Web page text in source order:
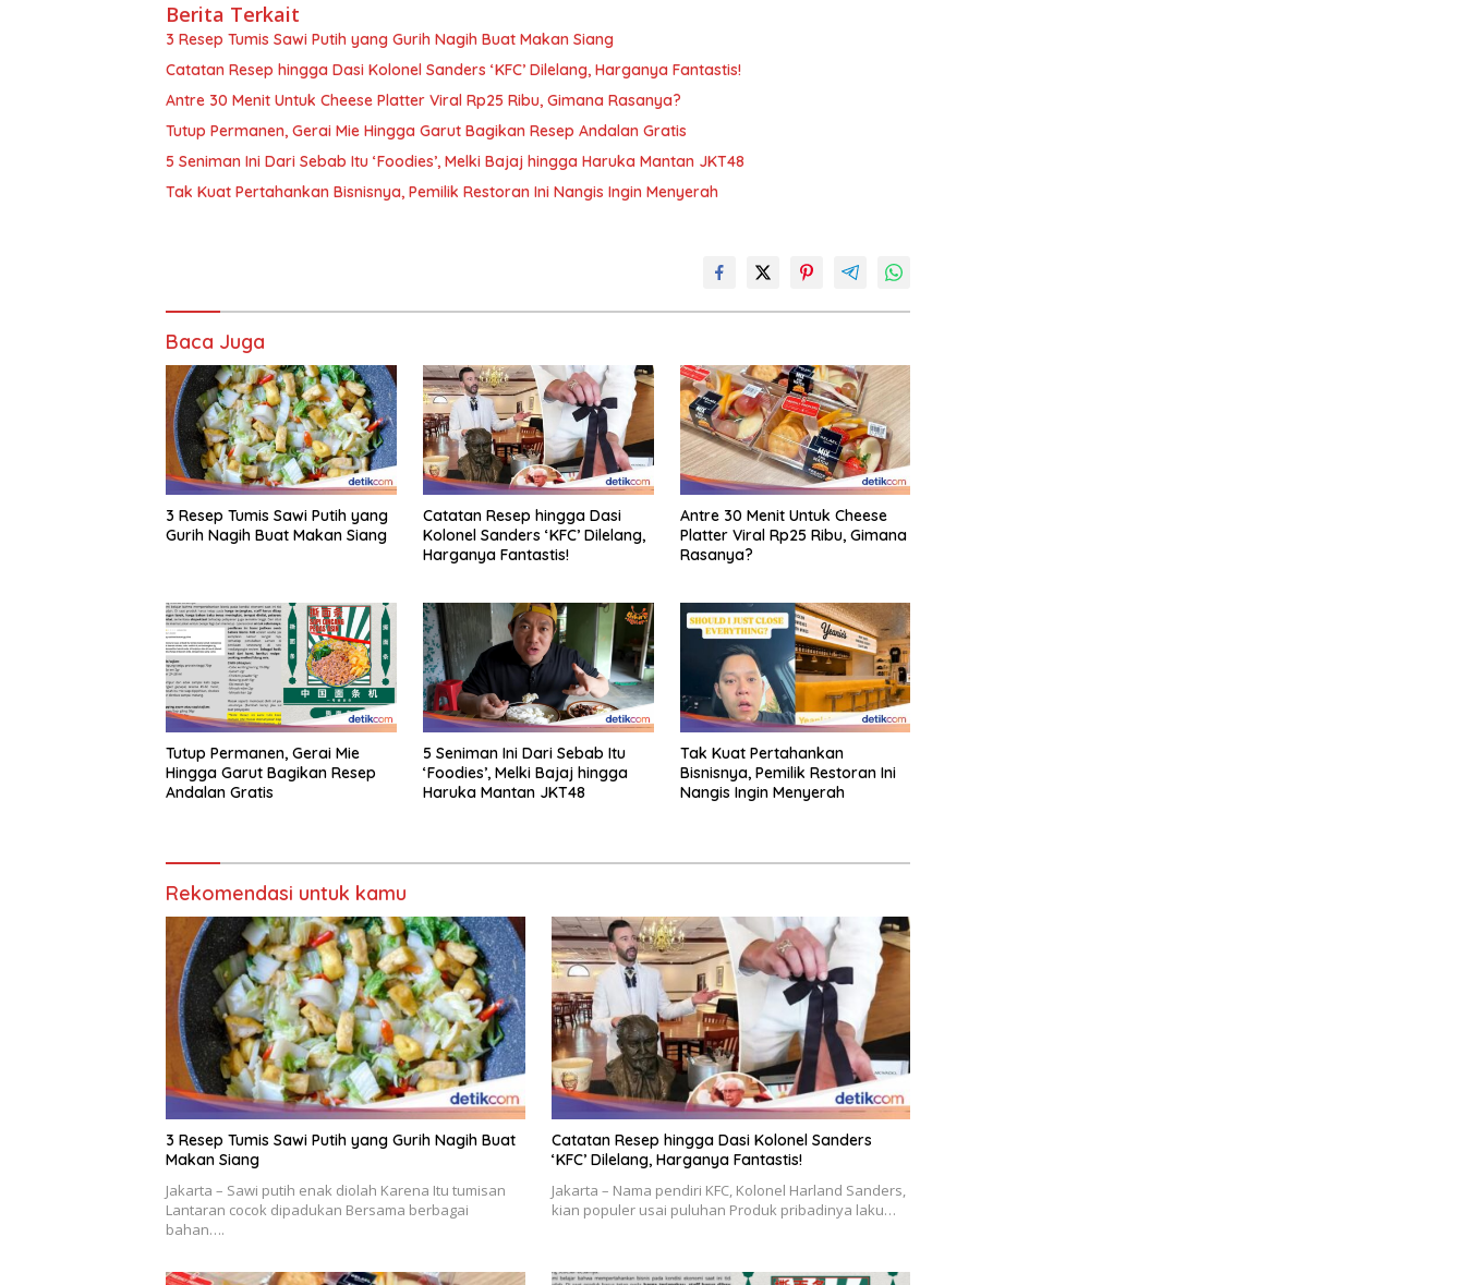
Berita Terkait
3 Resep Tumis Sawi Putih yang Gurih Nagih Buat Makan Siang
Catatan Resep hingga Dasi Kolonel Sanders ‘KFC’ Dilelang, Harganya Fantastis!
Antre 30 Menit Untuk Cheese Platter Viral Rp25 Ribu, Gimana Rasanya?
Tutup Permanen, Gerai Mie Hingga Garut Bagikan Resep Andalan Gratis
5 Seniman Ini Dari Sebab Itu ‘Foodies’, Melki Bajaj hingga Haruka Mantan JKT48
Tak Kuat Pertahankan Bisnisnya, Pemilik Restoran Ini Nangis Ingin Menyerah
Baca Juga
3 Resep Tumis Sawi Putih yang
Gurih Nagih Buat Makan Siang
Catatan Resep hingga Dasi
Kolonel Sanders ‘KFC’ Dilelang,
Harganya Fantastis!
Antre 30 Menit Untuk Cheese
Platter Viral Rp25 Ribu, Gimana
Rasanya?
Tutup Permanen, Gerai Mie
Hingga Garut Bagikan Resep
Andalan Gratis
5 Seniman Ini Dari Sebab Itu
‘Foodies’, Melki Bajaj hingga
Haruka Mantan JKT48
Tak Kuat Pertahankan
Bisnisnya, Pemilik Restoran Ini
Nangis Ingin Menyerah
Rekomendasi untuk kamu
3 Resep Tumis Sawi Putih yang Gurih Nagih Buat
Makan Siang
Jakarta – Sawi putih enak diolah Karena Itu tumisan
Lantaran cocok dipadukan Bersama berbagai
bahan….
Catatan Resep hingga Dasi Kolonel Sanders
‘KFC’ Dilelang, Harganya Fantastis!
Jakarta – Nama pendiri KFC, Kolonel Harland Sanders,
kian populer usai puluhan Produk pribadinya laku…